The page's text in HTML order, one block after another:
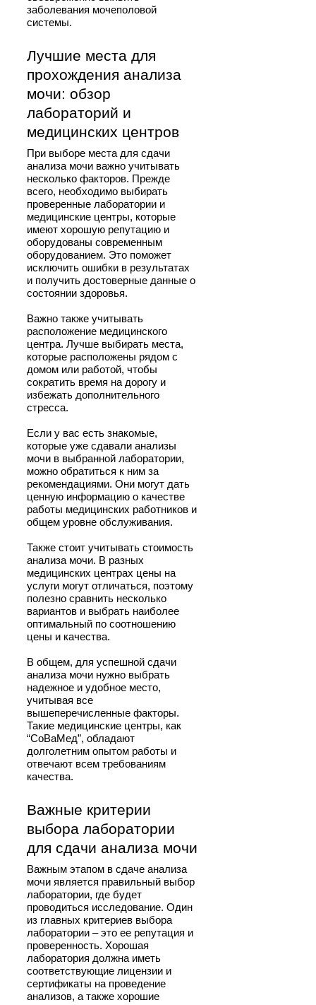
заболевания мочеполовой
системы.
Лучшие места для
прохождения анализа
мочи: обзор
лабораторий и
медицинских центров
При выборе места для сдачи
анализа мочи важно учитывать
несколько факторов. Прежде
всего, необходимо выбирать
проверенные лаборатории и
медицинские центры, которые
имеют хорошую репутацию и
оборудованы современным
оборудованием. Это поможет
исключить ошибки в результатах
и получить достоверные данные о
состоянии здоровья.
Важно также учитывать
расположение медицинского
центра. Лучше выбирать места,
которые расположены рядом с
домом или работой, чтобы
сократить время на дорогу и
избежать дополнительного
стресса.
Если у вас есть знакомые,
которые уже сдавали анализы
мочи в выбранной лаборатории,
можно обратиться к ним за
рекомендациями. Они могут дать
ценную информацию о качестве
работы медицинских работников и
общем уровне обслуживания.
Также стоит учитывать стоимость
анализа мочи. В разных
медицинских центрах цены на
услуги могут отличаться, поэтому
полезно сравнить несколько
вариантов и выбрать наиболее
оптимальный по соотношению
цены и качества.
В общем, для успешной сдачи
анализа мочи нужно выбрать
надежное и удобное место,
учитывая все
вышеперечисленные факторы.
Такие медицинские центры, как
“СоВаМед”, обладают
долголетним опытом работы и
отвечают всем требованиям
качества.
Важные критерии
выбора лаборатории
для сдачи анализа мочи
Важным этапом в сдаче анализа
мочи является правильный выбор
лаборатории, где будет
проводиться исследование. Один
из главных критериев выбора
лаборатории – это ее репутация и
проверенность. Хорошая
лаборатория должна иметь
соответствующие лицензии и
сертификаты на проведение
анализов, а также хорошие